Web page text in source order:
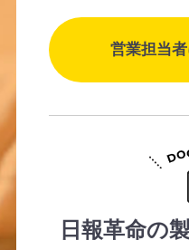
営業担当
日報革命の